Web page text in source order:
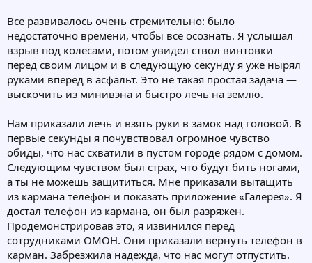
Все развивалось очень стремительно: было
недостаточно времени, чтобы все осознать. Я услышал
взрыв под колесами, потом увидел ствол винтовки
перед своим лицом и в следующую секунду я уже нырял
руками вперед в асфальт. Это не такая простая задача —
выскочить из минивэна и быстро лечь на землю.
Нам приказали лечь и взять руки в замок над головой. В
первые секунды я почувствовал огромное чувство
обиды, что нас схватили в пустом городе рядом с домом.
Следующим чувством был страх, что будут бить ногами,
а ты не можешь защититься. Мне приказали вытащить
из кармана телефон и показать приложение «Галерея». Я
достал телефон из кармана, он был разряжен.
Продемонстрировав это, я извинился перед
сотрудниками ОМОН. Они приказали вернуть телефон в
карман. Забрезжила надежда, что нас могут отпустить.